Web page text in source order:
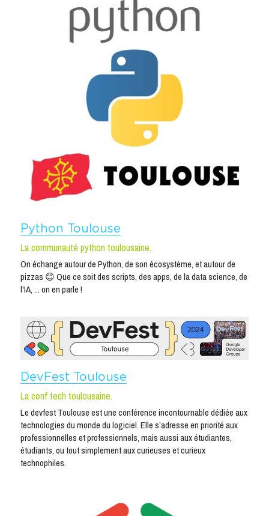
Python Toulouse
La communauté python toulousaine.
On échange autour de Python, de son écosystème, et autour de
pizzas 😊 Que ce soit des scripts, des apps, de la data science, de
l'IA, ... on en parle !
DevFest Toulouse
La conf tech toulousaine.
Le devfest Toulouse est une conférence incontournable dédiée aux
technologies du monde du logiciel. Elle s’adresse en priorité aux
professionnelles et professionnels, mais aussi aux étudiantes,
étudiants, ou tout simplement aux curieuses et curieux
technophiles.